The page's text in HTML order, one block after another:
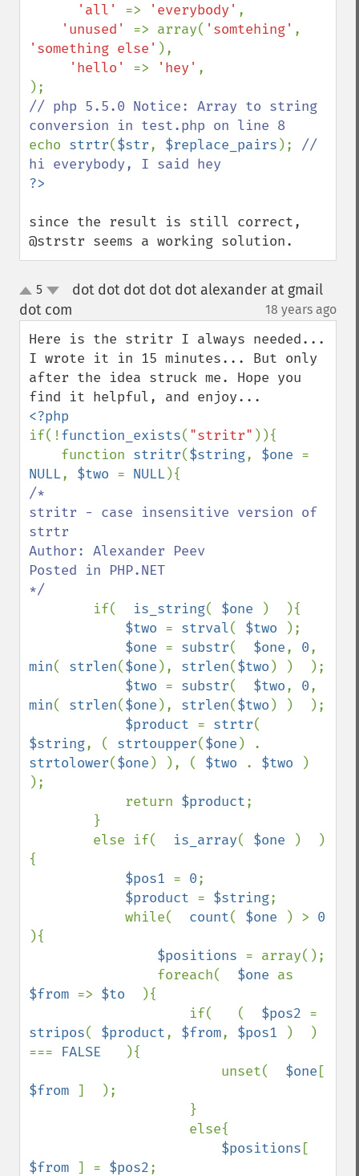
'all' => 'everybody' ,
'unused' => array( 'somtehing'
'something else' ),
'hello' => 'hey' ,
// php 5.5.0 Notice: Array to string
echo strtr($str, $replace_pairs ); //
since the result is still correct,
@strstr seems a working solution.
up
down
5
dot dot dot dot dot alexander at gmail
dot com
18 years ago
Here is the stritr I always needed...
I wrote it in 15 minutes... But only
after the idea struck me. Hope you
if(!function_exists( "stritr" )){
    function
stritr($string, $one
NULL, $two = NULL
/*
stritr - case insensitive version of
strtr
Author: Alexander Peev
Posted in PHP.NET
*/
if( is_string( $one
)  ){
$two = strval( $two
);
$one = substr( $one, 0
min( strlen($one ), strlen($two ) )  );
$two = substr( $two, 0
min( strlen($one ), strlen($two ) )  );
$product = strtr
$string, ( strtoupper($one
strtolower($one ) ), ( $two . $two
)
);
            return
$product;
        else if(
is_array( $one
)  )
{
$pos1 = 0;
$product = $string;
            while(
count( $one ) >
){
$positions = array();
                foreach(
$one
$from => $to
){
                    if(   (
$pos2
stripos( $product, $from, $pos1
)  )
=== FALSE
){
                        unset(
$one
$from ]  );
$positions
$from ] = $pos2;